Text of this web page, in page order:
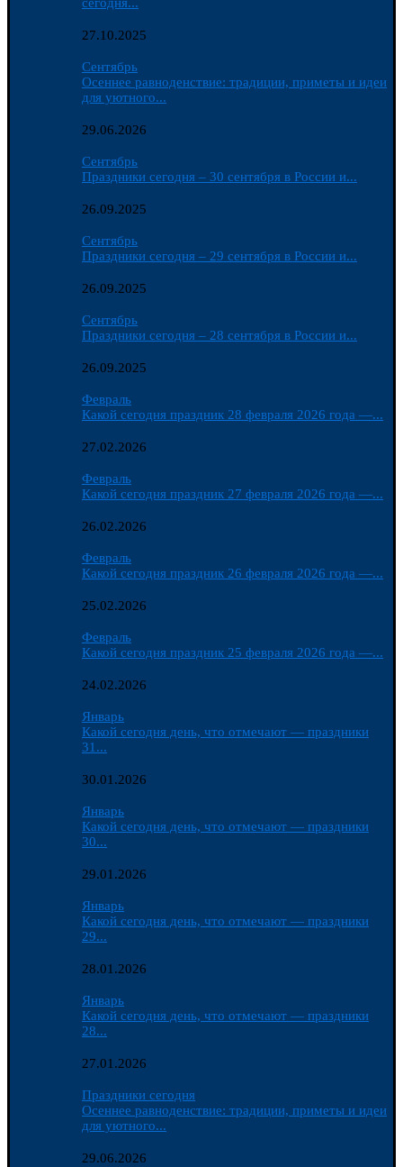
27.10.2025
Сентябрь
Осеннее равноденствие: традиции, приметы и идеи
для уютного...
29.06.2026
Сентябрь
Праздники сегодня – 30 сентября в России и...
26.09.2025
Сентябрь
Праздники сегодня – 29 сентября в России и...
26.09.2025
Сентябрь
Праздники сегодня – 28 сентября в России и...
26.09.2025
Февраль
Какой сегодня праздник 28 февраля 2026 года —...
27.02.2026
Февраль
Какой сегодня праздник 27 февраля 2026 года —...
26.02.2026
Февраль
Какой сегодня праздник 26 февраля 2026 года —...
25.02.2026
Февраль
Какой сегодня праздник 25 февраля 2026 года —...
24.02.2026
Январь
Какой сегодня день, что отмечают — праздники
31...
30.01.2026
Январь
Какой сегодня день, что отмечают — праздники
30...
29.01.2026
Январь
Какой сегодня день, что отмечают — праздники
29...
28.01.2026
Январь
Какой сегодня день, что отмечают — праздники
28...
27.01.2026
Праздники сегодня
Осеннее равноденствие: традиции, приметы и идеи
для уютного...
29.06.2026